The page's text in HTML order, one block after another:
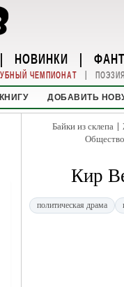
| НОВИНКИ |
ЧЕМПИОНАТ | ПОЭЗИЯ
ДОБАВИТЬ
Байки из склепа |
Общество
Кир
политическая драма